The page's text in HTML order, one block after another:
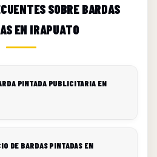
SOBRE BARDAS
EN IRAPUATO
PINTADA PUBLICITARIA EN
DE BARDAS PINTADAS EN